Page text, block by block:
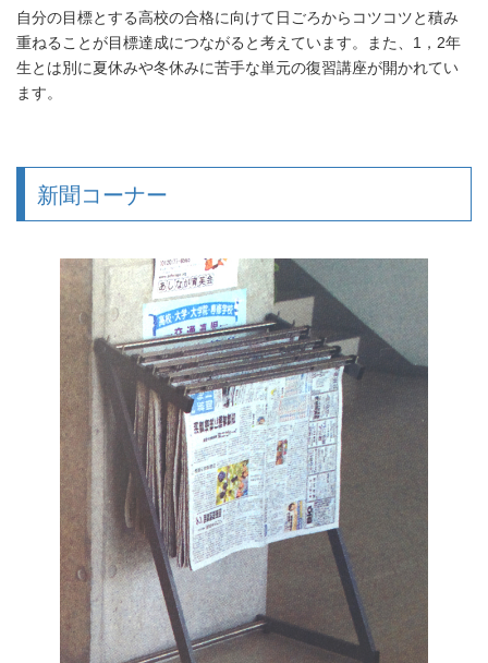
自分の目標とする高校の合格に向けて日ごろからコツコツと積み
重ねることが目標達成につながると考えています。また、1，2年
生とは別に夏休みや冬休みに苦手な単元の復習講座が開かれてい
ます。
新聞コーナー